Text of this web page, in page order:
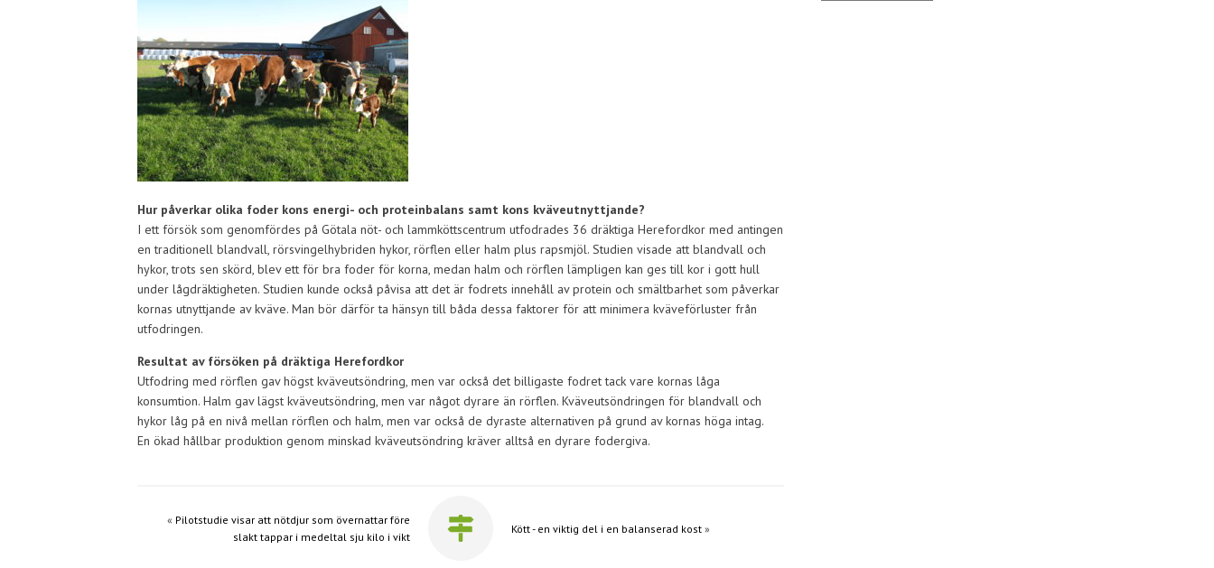
Hur påverkar olika foder kons energi- och proteinbalans samt kons kväveutnyttjande?
I ett försök som genomfördes på Götala nöt- och lammköttscentrum utfodrades 36 dräktiga Herefordkor med antingen
en traditionell blandvall, rörsvingelhybriden hykor, rörflen eller halm plus rapsmjöl. Studien visade att blandvall och
hykor, trots sen skörd, blev ett för bra foder för korna, medan halm och rörflen lämpligen kan ges till kor i gott hull
under lågdräktigheten. Studien kunde också påvisa att det är fodrets innehåll av protein och smältbarhet som påverkar
kornas utnyttjande av kväve. Man bör därför ta hänsyn till båda dessa faktorer för att minimera kväveförluster från
utfodringen.
Resultat av försöken på dräktiga Herefordkor
Utfodring med rörflen gav högst kväveutsöndring, men var också det billigaste fodret tack vare kornas låga
konsumtion. Halm gav lägst kväveutsöndring, men var något dyrare än rörflen. Kväveutsöndringen för blandvall och
hykor låg på en nivå mellan rörflen och halm, men var också de dyraste alternativen på grund av kornas höga intag.
En ökad hållbar produktion genom minskad kväveutsöndring kräver alltså en dyrare fodergiva.
« Pilotstudie visar att nötdjur som övernattar före
slakt tappar i medeltal sju kilo i vikt
Kött - en viktig del i en balanserad kost »